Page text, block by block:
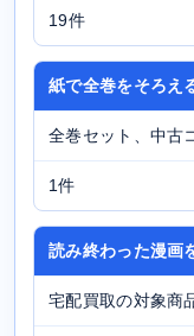
19件
紙で全巻をそろえ
全巻セット、中古
1件
読み終わった漫画
宅配買取の対象商